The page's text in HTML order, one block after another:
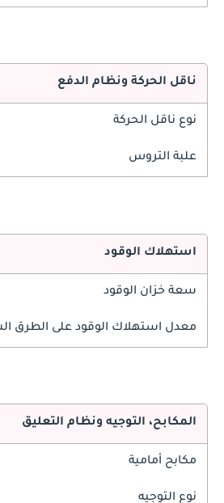
ناقل الحركة ونظام الدفع
نوع ناقل الحركة
علبة التروس
استهلاك الوقود
سعة خزان الوقود
معدل استهلاك الوقود على الطرق
المكابح، التوجيه ونظام التعليق
مكابح أمامية
نوع التوجيه